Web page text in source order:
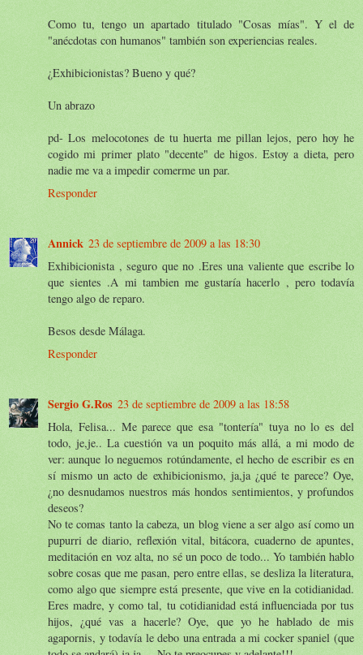
Como tu, tengo un apartado titulado "Cosas mías". Y el de
"anécdotas con humanos" también son experiencias reales.
¿Exhibicionistas? Bueno y qué?
Un abrazo
pd- Los melocotones de tu huerta me pillan lejos, pero hoy he
cogido mi primer plato "decente" de higos. Estoy a dieta, pero
nadie me va a impedir comerme un par.
Responder
Annick 23 de septiembre de 2009 a las 18:30
Exhibicionista , seguro que no .Eres una valiente que escribe lo
que sientes .A mi tambien me gustaría hacerlo , pero todavía
tengo algo de reparo.
Besos desde Málaga.
Responder
Sergio G.Ros 23 de septiembre de 2009 a las 18:58
Hola, Felisa... Me parece que esa "tontería" tuya no lo es del
todo, je,je.. La cuestión va un poquito más allá, a mi modo de
ver: aunque lo neguemos rotúndamente, el hecho de escribir es en
sí mismo un acto de exhibicionismo, ja,ja ¿qué te parece? Oye,
¿no desnudamos nuestros más hondos sentimientos, y profundos
deseos?
No te comas tanto la cabeza, un blog viene a ser algo así como un
pupurri de diario, reflexión vital, bitácora, cuaderno de apuntes,
meditación en voz alta, no sé un poco de todo... Yo también hablo
sobre cosas que me pasan, pero entre ellas, se desliza la literatura,
como algo que siempre está presente, que vive en la cotidianidad.
Eres madre, y como tal, tu cotidianidad está influenciada por tus
hijos, ¿qué vas a hacerle? Oye, que yo he hablado de mis
agapornis, y todavía le debo una entrada a mi cocker spaniel (que